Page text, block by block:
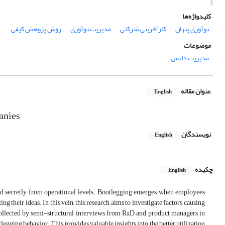
کلیدواژه‌ها
نوآوری پنهان
کارآفرینی شرکتی مدیریت نوآوری
روش پژوهش کیفی
موضوعات
مدیریت دانش
عنوان مقاله English
نویسندگان English
چکیده English
from operational levels. Bootlegging emerges when employees
their ideas. In this vein, this research aims to investigate factors causing
by semi-structural interviews from R&D and product managers in